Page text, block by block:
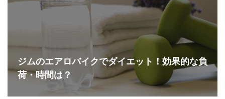
ジムのエアロバイクでダイエット！効果的な負
荷・時間は？